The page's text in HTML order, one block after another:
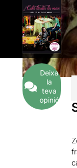
Deixa
la
teva
opinió